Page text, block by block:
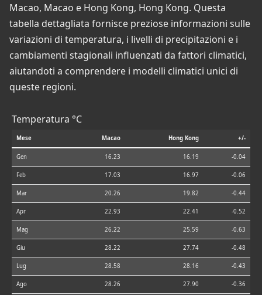
Macao, Macao e Hong Kong, Hong Kong. Questa
tabella dettagliata fornisce preziose informazioni sulle
variazioni di temperatura, i livelli di precipitazioni e i
cambiamenti stagionali influenzati da fattori climatici,
aiutandoti a comprendere i modelli climatici unici di
queste regioni.
Temperatura °C
Mese Macao Hong Kong +/-
Gen 16.23 16.19 -0.04
Feb 17.03 16.97 -0.06
Mar 20.26 19.82 -0.44
Apr 22.93 22.41 -0.52
Mag 26.22 25.59 -0.63
Giu 28.22 27.74 -0.48
Lug 28.58 28.16 -0.43
Ago 28.26 27.90 -0.36